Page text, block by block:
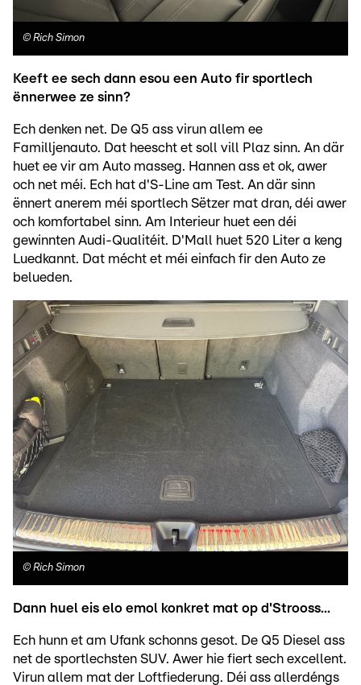
© Rich Simon
Keeft ee sech dann esou een Auto fir sportlech
ënnerwee ze sinn?
Ech denken net. De Q5 ass virun allem ee
Familljenauto. Dat heescht et soll vill Plaz sinn. An där
huet ee vir am Auto masseg. Hannen ass et ok, awer
och net méi. Ech hat d'S-Line am Test. An där sinn
ënnert anerem méi sportlech Sëtzer mat dran, déi awer
och komfortabel sinn. Am Interieur huet een déi
gewinnten Audi-Qualitéit. D'Mall huet 520 Liter a keng
Luedkannt. Dat mécht et méi einfach fir den Auto ze
belueden.
© Rich Simon
Dann huel eis elo emol konkret mat op d'Strooss...
Ech hunn et am Ufank schonns gesot. De Q5 Diesel ass
net de sportlechsten SUV. Awer hie fiert sech excellent.
Virun allem mat der Loftfiederung. Déi ass allerdéngs